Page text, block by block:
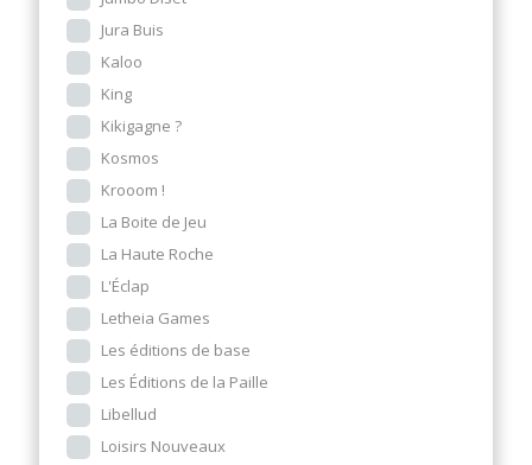
Jura Buis
Kaloo
King
Kikigagne ?
Kosmos
Krooom !
La Boite de Jeu
La Haute Roche
L'Éclap
Letheia Games
Les éditions de base
Les Éditions de la Paille
Libellud
Loisirs Nouveaux